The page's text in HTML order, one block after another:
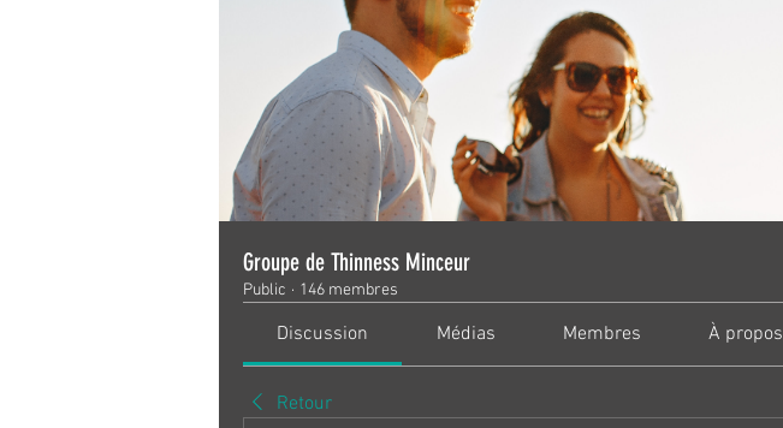
Groupe de Thinness Minceur
Public · 146 membres
Discussion Médias Membres À propos
Retour